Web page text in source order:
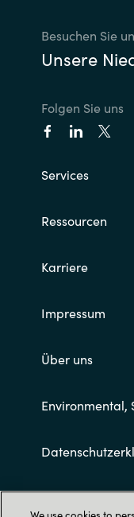
Besuchen Sie
Unsere
Folgen Sie uns
Services
Ressourcen
Karriere
Impressum
Über uns
Environmental,
Allgemeine